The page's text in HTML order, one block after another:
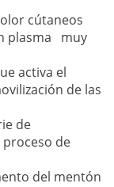
cútaneos
plasma muy
activa el
de las
de
de
del mentón